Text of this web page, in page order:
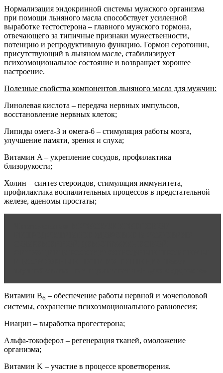
Нормализация эндокринной системы мужского организма
при помощи льняного масла способствует усиленной
выработке тестостерона – главного мужского гормона,
отвечающего за типичные признаки мужественности,
потенцию и репродуктивную функцию. Гормон серотонин,
присутствующий в льняном масле, стабилизирует
психоэмоциональное состояние и возвращает хорошее
настроение.
Полезные свойства компонентов льняного масла для мужчин:
Линолевая кислота – передача нервных импульсов,
восстановление нервных клеток;
Липиды омега-3 и омега-6 – стимуляция работы мозга,
улучшение памяти, зрения и слуха;
Витамин A – укрепление сосудов, профилактика
близорукости;
Холин – синтез стероидов, стимуляция иммунитета,
профилактика воспалительных процессов в предстательной
железе, аденомы простаты;
Витамин B6 – обеспечение работы нервной и мочеполовой
системы, сохранение психоэмоционального равновесия;
Ниацин – выработка прогестерона;
Альфа-токоферол – регенерация тканей, омоложение
организма;
Витамин K – участие в процессе кроветворения.